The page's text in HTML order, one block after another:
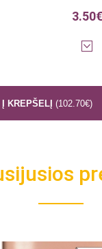
3.50€
Į KREPŠELĮ (102.70€)